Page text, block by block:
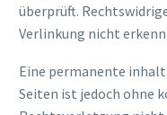
überprüft.
Verlinkung nicht
Eine permanente
Seiten ist jedoch ohne